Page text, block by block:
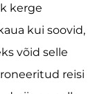
kerge
kui soovid,
võid selle
reisi